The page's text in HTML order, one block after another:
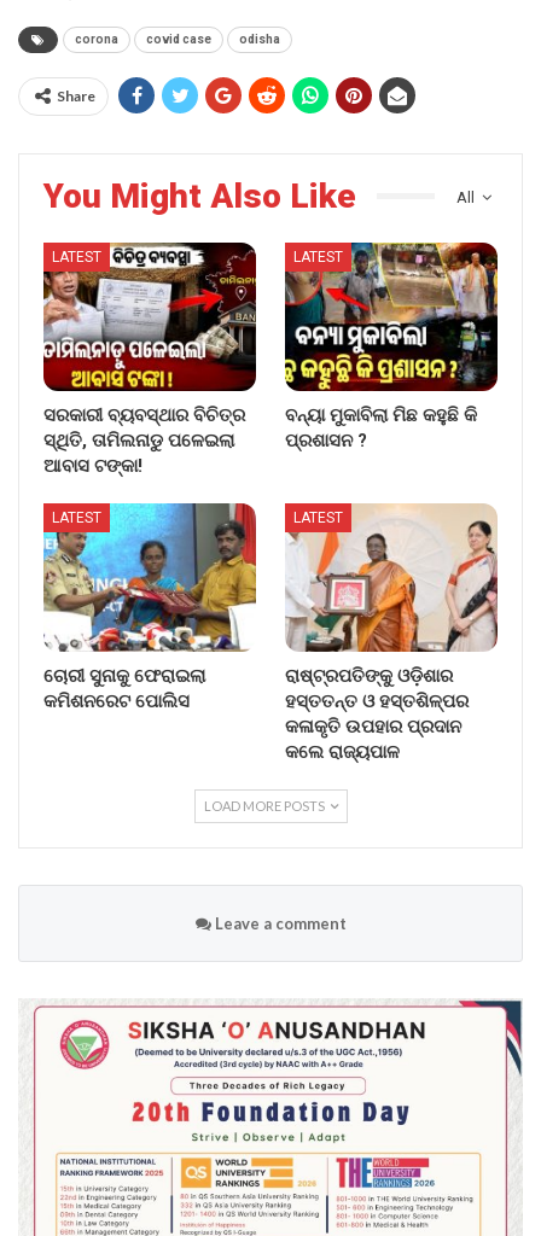
corona covid case odisha
Share
All
You Might Also Like
LATEST
ସରକାରୀ ବ୍ୟବସ୍ଥାର ବିଚିତ୍ର
ସ୍ଥିତି, ତାମିଲନାଡୁ ପଳେଇଲା
ଆବାସ ଟଙ୍କା!
LATEST
ବନ୍ୟା ମୁକାବିଲା ମିଛ କହୁଛି କି
ପ୍ରଶାସନ ?
LATEST
ଚୋରୀ ସୁନାକୁ ଫେରାଇଲା
କମିଶନରେଟ ପୋଲିସ
LATEST
ରାଷ୍ଟ୍ରପତିଙ୍କୁ ଓଡ଼ିଶାର
ହସ୍ତତନ୍ତ ଓ ହସ୍ତଶିଳ୍ପର
କଳାକୃତି ଉପହାର ପ୍ରଦାନ
କଲେ ରାଜ୍ୟପାଳ
LOAD MORE POSTS
Leave a comment